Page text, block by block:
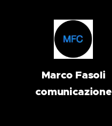
Marco Fasoli
comunicazione